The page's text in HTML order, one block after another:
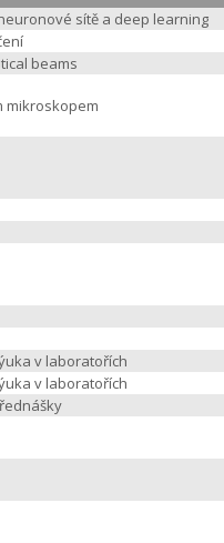
sítě a deep learning
beams
mikroskopem
výuka v laboratořích
výuka v laboratořích